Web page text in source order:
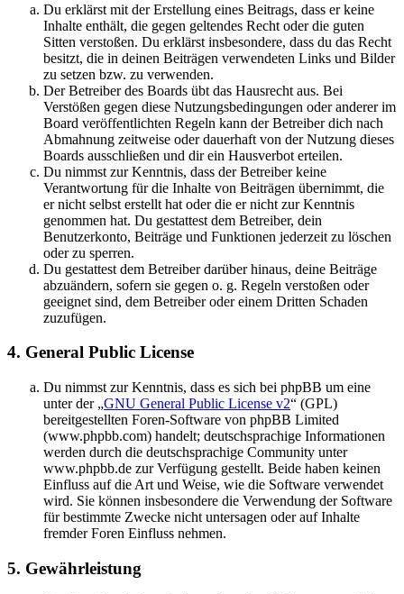
Du erklärst mit der Erstellung eines Beitrags, dass er keine
Inhalte enthält, die gegen geltendes Recht oder die guten
Sitten verstoßen. Du erklärst insbesondere, dass du das Recht
besitzt, die in deinen Beiträgen verwendeten Links und Bilder
zu setzen bzw. zu verwenden.
Der Betreiber des Boards übt das Hausrecht aus. Bei
Verstößen gegen diese Nutzungsbedingungen oder anderer im
Board veröffentlichten Regeln kann der Betreiber dich nach
Abmahnung zeitweise oder dauerhaft von der Nutzung dieses
Boards ausschließen und dir ein Hausverbot erteilen.
Du nimmst zur Kenntnis, dass der Betreiber keine
Verantwortung für die Inhalte von Beiträgen übernimmt, die
er nicht selbst erstellt hat oder die er nicht zur Kenntnis
genommen hat. Du gestattest dem Betreiber, dein
Benutzerkonto, Beiträge und Funktionen jederzeit zu löschen
oder zu sperren.
Du gestattest dem Betreiber darüber hinaus, deine Beiträge
abzuändern, sofern sie gegen o. g. Regeln verstoßen oder
geeignet sind, dem Betreiber oder einem Dritten Schaden
zuzufügen.
4. General Public License
Du nimmst zur Kenntnis, dass es sich bei phpBB um eine
unter der „GNU General Public License v2“ (GPL)
bereitgestellten Foren-Software von phpBB Limited
(www.phpbb.com) handelt; deutschsprachige Informationen
werden durch die deutschsprachige Community unter
www.phpbb.de zur Verfügung gestellt. Beide haben keinen
Einfluss auf die Art und Weise, wie die Software verwendet
wird. Sie können insbesondere die Verwendung der Software
für bestimmte Zwecke nicht untersagen oder auf Inhalte
fremder Foren Einfluss nehmen.
5. Gewährleistung